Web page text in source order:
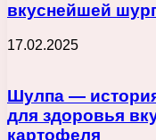
вкуснейшей
17.02.2025
Шулпа —
для здоровья
картофеля